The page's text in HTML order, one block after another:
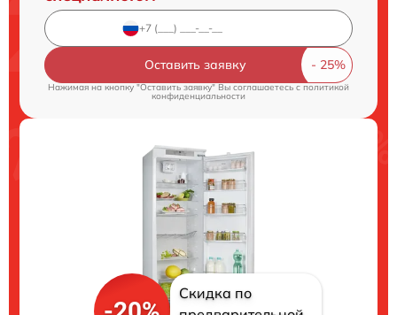
Оставить заявку
Нажимая на кнопку "Оставить заявку" Вы соглашаетесь cполитикой
конфиденциальности
Скидка по